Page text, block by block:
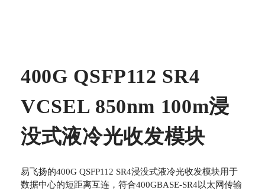
400G QSFP112 SR4
VCSEL 850nm 100m浸
没式液冷光收发模块
易飞扬的400G QSFP112 SR4浸没式液冷光收发模块用于
数据中心的短距离互连，符合400GBASE-SR4以太网传输